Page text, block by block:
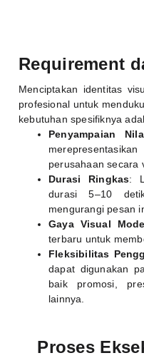
Requirement
Menciptakan identitas
profesional untuk
kebutuhan spesifiknya
Penyampaian
perusahaan secara
Durasi Ringkas:
durasi 5–10
mengurangi pesan
Gaya Visual
terbaru untuk
Fleksibilitas
dapat digunakan
baik promosi,
lainnya.
Proses